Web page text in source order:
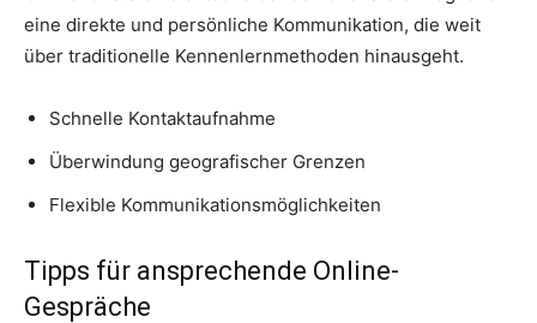
eine direkte und persönliche Kommunikation, die weit
über traditionelle Kennenlernmethoden hinausgeht.
Schnelle Kontaktaufnahme
Überwindung geografischer Grenzen
Flexible Kommunikationsmöglichkeiten
Tipps für ansprechende Online-
Gespräche